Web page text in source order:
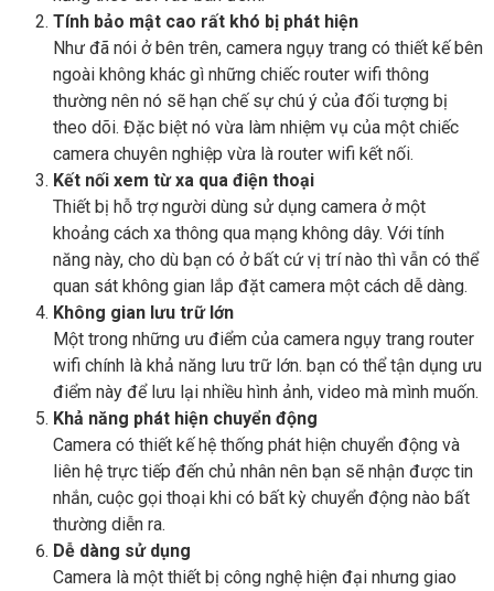
Tính bảo mật cao rất khó bị phát hiện
Như đã nói ở bên trên, camera ngụy trang có thiết kế bên
ngoài không khác gì những chiếc router wifi thông
thường nên nó sẽ hạn chế sự chú ý của đối tượng bị
theo dõi. Đặc biệt nó vừa làm nhiệm vụ của một chiếc
camera chuyên nghiệp vừa là router wifi kết nối.
Kết nối xem từ xa qua điện thoại
Thiết bị hỗ trợ người dùng sử dụng camera ở một
khoảng cách xa thông qua mạng không dây. Với tính
năng này, cho dù bạn có ở bất cứ vị trí nào thì vẫn có thể
quan sát không gian lắp đặt camera một cách dễ dàng.
Không gian lưu trữ lớn
Một trong những ưu điểm của camera ngụy trang router
wifi chính là khả năng lưu trữ lớn. bạn có thể tận dụng ưu
điểm này để lưu lại nhiều hình ảnh, video mà mình muốn.
Khả năng phát hiện chuyển động
Camera có thiết kế hệ thống phát hiện chuyển động và
liên hệ trực tiếp đến chủ nhân nên bạn sẽ nhận được tin
nhắn, cuộc gọi thoại khi có bất kỳ chuyển động nào bất
thường diễn ra.
Dễ dàng sử dụng
Camera là một thiết bị công nghệ hiện đại nhưng giao